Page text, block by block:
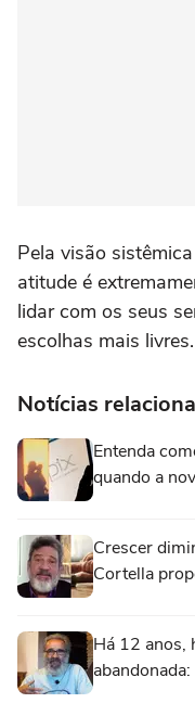
Pela visão
atitude é
lidar com os seus
escolhas mais livres.
Notícias
Entenda
quando a
Crescer
Cortella
Há 12 anos,